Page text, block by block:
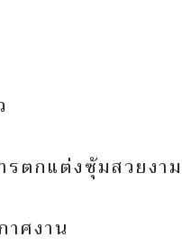
ตกแต่งซุ้มสวยงาม
ศงาน